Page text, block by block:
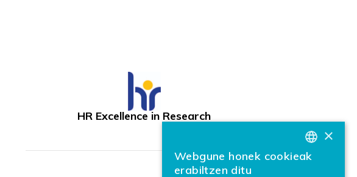
HR Excellence in Research
BASQUE
×
Webgune honek cookieak
erabiltzen ditu